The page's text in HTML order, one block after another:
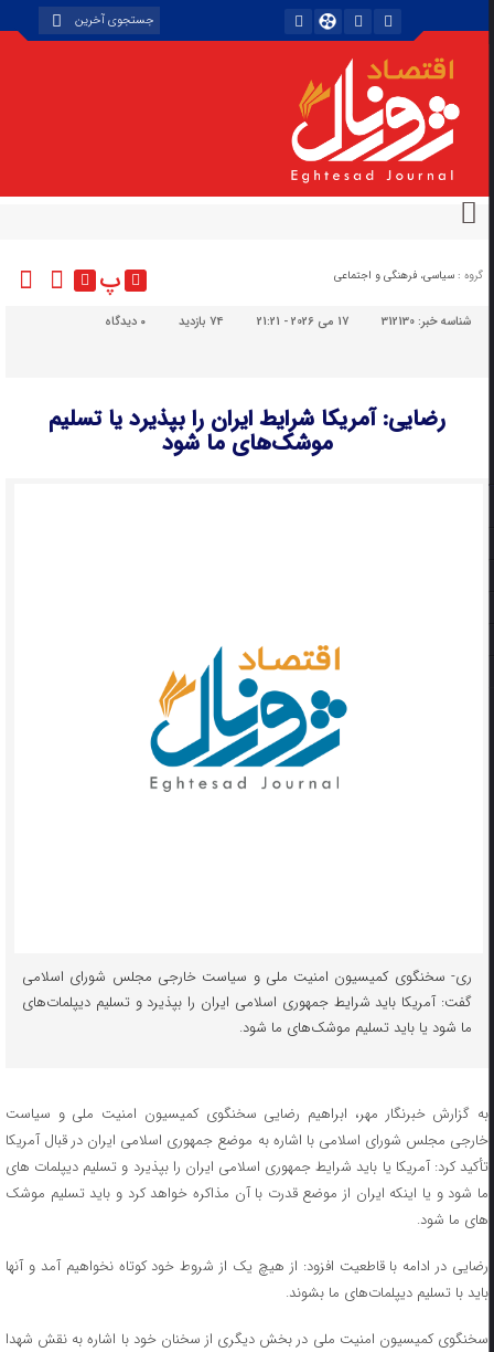
گروه : سیاسی، فرهنگی و اجتماعی پ
شناسه خبر:312130 17 می 2026 - 21:21 74 بازدید دیدگاه
رضایی: آمریکا شرایط ایران را بپذیرد یا تسلیم
موشک‌های ما شود
ری- سخنگوی کمیسیون امنیت ملی و سیاست خارجی مجلس شورای اسلامی
گفت: آمریکا باید شرایط جمهوری اسلامی ایران را بپذیرد و تسلیم دیپلمات‌های
ما شود یا باید تسلیم موشک‌های ما شود.
به گزارش خبرنگار مهر، ابراهیم رضایی سخنگوی کمیسیون امنیت ملی و سیاست
خارجی مجلس شورای اسلامی با اشاره به موضع جمهوری اسلامی ایران در قبال آمریکا
تأکید کرد: آمریکا یا باید شرایط جمهوری اسلامی ایران را بپذیرد و تسلیم دیپلمات های
ما شود و یا اینکه ایران از موضع قدرت با آن مذاکره خواهد کرد و باید تسلیم موشک
های ما شود.
رضایی در ادامه با قاطعیت افزود: از هیچ یک از شروط خود کوتاه نخواهیم آمد و آنها
باید با تسلیم دیپلمات‌های ما بشوند.
سخنگوی کمیسیون امنیت ملی در بخش دیگری از سخنان خود با اشاره به نقش شهدا